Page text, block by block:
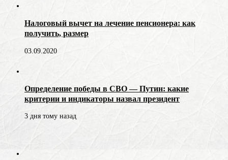
Налоговый вычет на лечение пенсионера: как
получить, размер
03.09.2020
Определение победы в СВО — Путин: какие
критерии и индикаторы назвал президент
3 дня тому назад